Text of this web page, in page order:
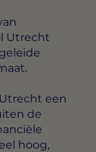
Utrecht
een
de
hoog,